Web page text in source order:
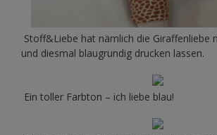
Stoff&Liebe hat nämlich die Giraffenliebe
und diesmal blaugrundig drucken lassen.
Ein toller Farbton – ich liebe blau!